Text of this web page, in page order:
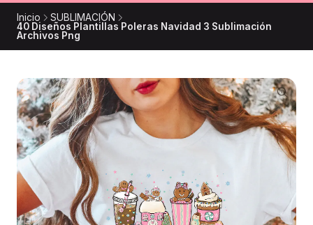
Inicio
SUBLIMACIÓN
40 Diseños Plantillas Poleras Navidad 3 Sublimación
Archivos Png